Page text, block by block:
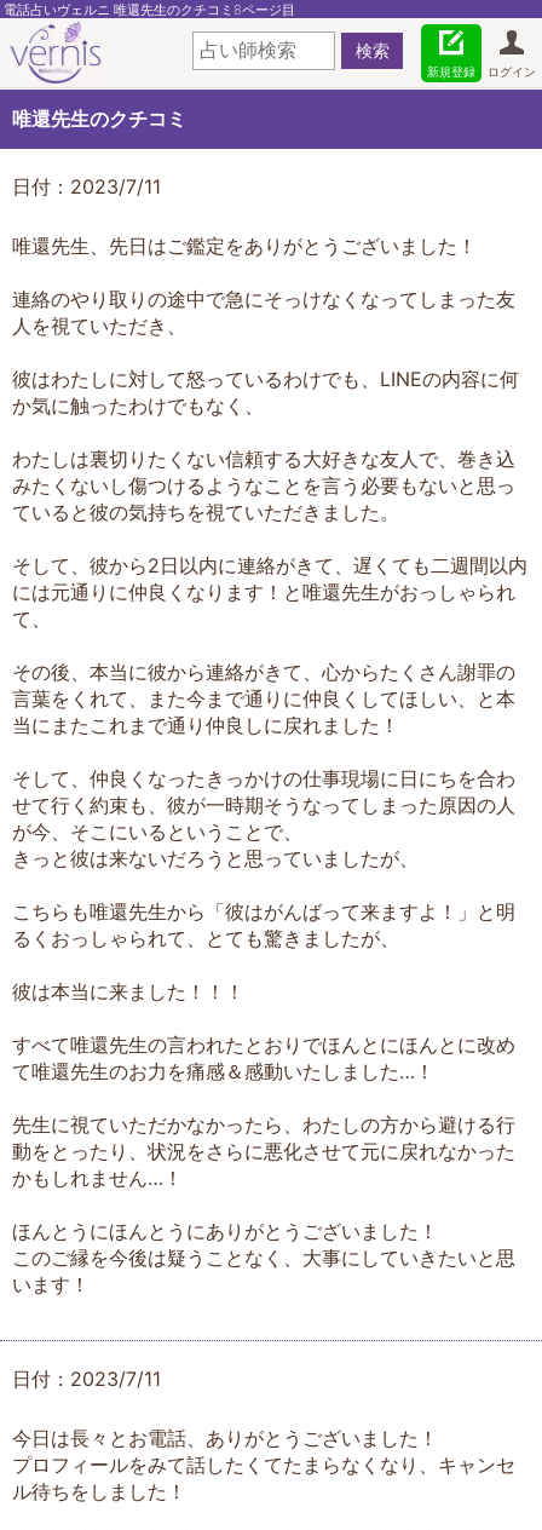
電話占いヴェルニ 唯還先生のクチコミ8ページ目
ログイン
新規登録
唯還先生のクチコミ
日付：2023/7/11
唯還先生、先日はご鑑定をありがとうございました！
連絡のやり取りの途中で急にそっけなくなってしまった友
人を視ていただき、
彼はわたしに対して怒っているわけでも、LINEの内容に何
か気に触ったわけでもなく、
わたしは裏切りたくない信頼する大好きな友人で、巻き込
みたくないし傷つけるようなことを言う必要もないと思っ
ていると彼の気持ちを視ていただきました。
そして、彼から2日以内に連絡がきて、遅くても二週間以内
には元通りに仲良くなります！と唯還先生がおっしゃられ
て、
その後、本当に彼から連絡がきて、心からたくさん謝罪の
言葉をくれて、また今まで通りに仲良くしてほしい、と本
当にまたこれまで通り仲良しに戻れました！
そして、仲良くなったきっかけの仕事現場に日にちを合わ
せて行く約束も、彼が一時期そうなってしまった原因の人
が今、そこにいるということで、
きっと彼は来ないだろうと思っていましたが、
こちらも唯還先生から「彼はがんばって来ますよ！」と明
るくおっしゃられて、とても驚きましたが、
彼は本当に来ました！！！
すべて唯還先生の言われたとおりでほんとにほんとに改め
て唯還先生のお力を痛感＆感動いたしました…！
先生に視ていただかなかったら、わたしの方から避ける行
動をとったり、状況をさらに悪化させて元に戻れなかった
かもしれません…！
ほんとうにほんとうにありがとうございました！
このご縁を今後は疑うことなく、大事にしていきたいと思
います！
日付：2023/7/11
今日は長々とお電話、ありがとうございました！
プロフィールをみて話したくてたまらなくなり、キャンセ
ル待ちをしました！